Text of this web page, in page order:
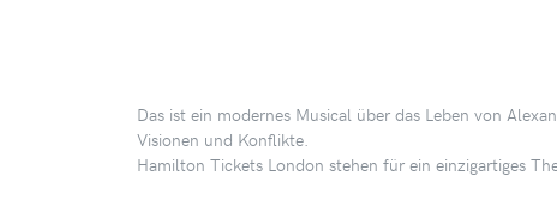
Das ist ein modernes Musical über das Leben von
Visionen und Konflikte.
Hamilton Tickets London stehen für ein einzigartiges